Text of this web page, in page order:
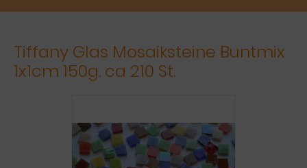
Tiffany Glas Mosaiksteine Buntmix
1x1cm 150g. ca 210 St.